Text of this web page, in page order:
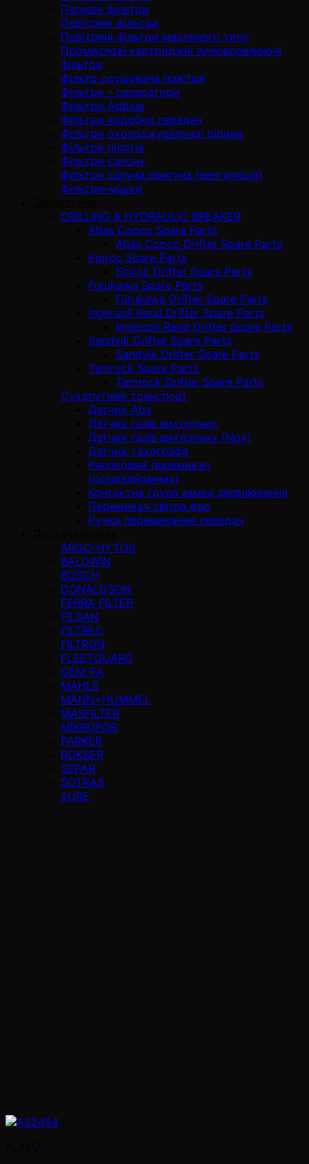
Паливні фільтри
Повітряні фільтри
Повітряні фільтри масляного типу
Промислові картриджні пиловловлюючі
фільтри
Фільтр осушувача повітря
Фільтри - сепаратори
Фільтри Adblue
Фільтри коробки передач
Фільтри охолоджувальної рідини
Фільтри пілотні
Фільтри салону
Фільтри сапуна двигуна (вентиляція)
Фільтри-мішки
DRILLING & HYDRAULIC BREAKER
Atlas Copco Spare Parts
Atlas Copco Drifter Spare Parts
Epiroc Spare Parts
Epiroc Drifter Spare Parts
Furukawa Spare Parts
Furukawa Drifter Spare Parts
İngersoll Rand Drifter Spare Parts
İngersoll Rand Drifter Spare Parts
Sandvik Drifter Spare Parts
Sandvik Drifter Spare Parts
Tamrock Spare Parts
Tamrock Drifter Spare Parts
Сухопутний транспорт
Датчик Abs
Датчик газів вихлопних
Датчик газів вихлопних (Nox)
Датчик тахографа
Кнопковий перемикач
(склопідйомник)
Контактна група замка запалювання
Перемикач світла фар
Ручки перемикання передач
ARGO-HYTOS
BALDWIN
BOSCH
DONALDSON
FERRA FILTER
FİLSAN
FILTREC
FILTRON
FLEETGUARD
GEM-FA
MAHLE
MANN+HUMMEL
MASFİLTER
MİKROPOR
PARKER
ROKSER
SEPAR
SOTRAS
SURE